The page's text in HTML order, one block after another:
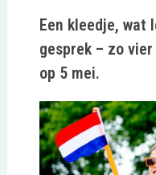
Een kleedje, wat
gesprek – zo
op 5 mei.